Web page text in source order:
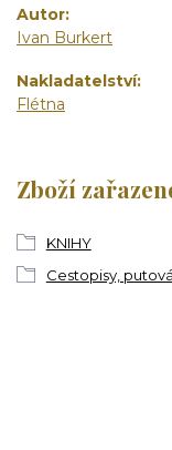
Autor
Ivan Burkert
Nakladatelství
Flétna
Zboží
KNIHY
Cestopisy,